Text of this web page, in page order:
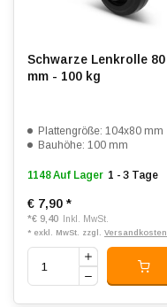
Schwarze Lenkrolle 80
mm - 100 kg
Plattengröße: 104x80 mm
Bauhöhe: 100 mm
1148 Auf Lager 1 - 3 Tage
€ 7,90 *
*€ 9,40 Inkl. MwSt.
* exkl. MwSt. zzgl. Versandkosten